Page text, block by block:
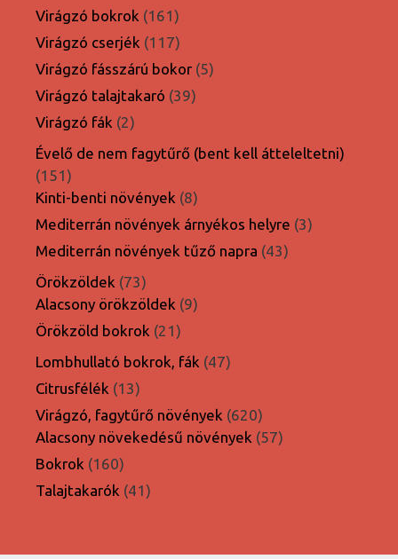
termék
Virágzó bokrok 161161
termék
Virágzó cserjék 117117
termék
Virágzó fásszárú bokor 55
Virágzó talajtakaró 3939
Virágzó fák 22
termék
Évelő de nem fagytűrő (bent kell átteleltetni)
151151
termék
Kinti-benti növények 88
termék
Mediterrán növények árnyékos helyre 33
Mediterrán növények tűző napra 4343
Örökzöldek 7373
termék
Alacsony örökzöldek 99
Örökzöld bokrok 2121
termék
Lombhullató bokrok, fák 4747
Citrusfélék 1313
termék
Virágzó, fagytűrő növények 620620
termék
Alacsony növekedésű növények 5757
Bokrok 160160
termék
Talajtakarók 4141